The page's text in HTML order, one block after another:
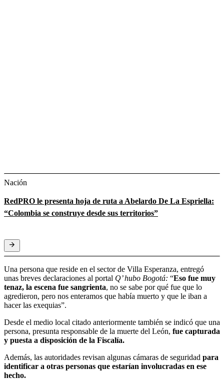
Nación
RedPRO le presenta hoja de ruta a Abelardo De La Espriella:
“Colombia se construye desde sus territorios”
Una persona que reside en el sector de Villa Esperanza, entregó
unas breves declaraciones al portal Q’ hubo Bogotá: “Eso fue muy
tenaz, la escena fue sangrienta, no se sabe por qué fue que lo
agredieron, pero nos enteramos que había muerto y que le iban a
hacer las exequias”.
Desde el medio local citado anteriormente también se indicó que una
persona, presunta responsable de la muerte del León, fue capturada
y puesta a disposición de la Fiscalía.
Además, las autoridades revisan algunas cámaras de seguridad para
identificar a otras personas que estarían involucradas en ese
hecho.